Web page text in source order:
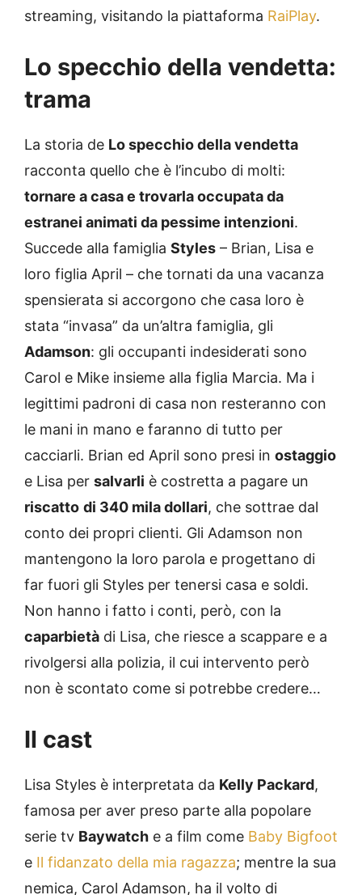
streaming, visitando la piattaforma RaiPlay.
Lo specchio della vendetta:
trama
La storia de Lo specchio della vendetta
racconta quello che è l’incubo di molti:
tornare a casa e trovarla occupata da
estranei animati da pessime intenzioni.
Succede alla famiglia Styles – Brian, Lisa e
loro figlia April – che tornati da una vacanza
spensierata si accorgono che casa loro è
stata “invasa” da un’altra famiglia, gli
Adamson: gli occupanti indesiderati sono
Carol e Mike insieme alla figlia Marcia. Ma i
legittimi padroni di casa non resteranno con
le mani in mano e faranno di tutto per
cacciarli. Brian ed April sono presi in ostaggio
e Lisa per salvarli è costretta a pagare un
riscatto di 340 mila dollari, che sottrae dal
conto dei propri clienti. Gli Adamson non
mantengono la loro parola e progettano di
far fuori gli Styles per tenersi casa e soldi.
Non hanno i fatto i conti, però, con la
caparbietà di Lisa, che riesce a scappare e a
rivolgersi alla polizia, il cui intervento però
non è scontato come si potrebbe credere…
Il cast
Lisa Styles è interpretata da Kelly Packard,
famosa per aver preso parte alla popolare
serie tv Baywatch e a film come Baby Bigfoot
e Il fidanzato della mia ragazza; mentre la sua
nemica, Carol Adamson, ha il volto di